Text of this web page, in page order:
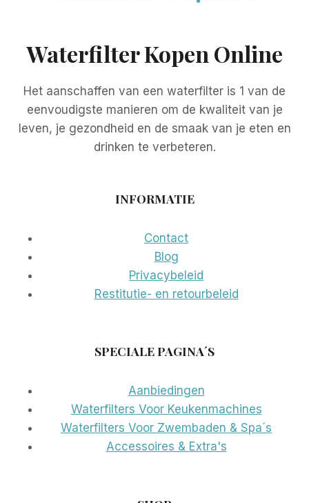
Waterfilter Kopen Online
Het aanschaffen van een waterfilter is 1 van de
eenvoudigste manieren om de kwaliteit van je
leven, je gezondheid en de smaak van je eten en
drinken te verbeteren.
INFORMATIE
Contact
Blog
Privacybeleid
Restitutie- en retourbeleid
SPECIALE PAGINA´S
Aanbiedingen
Waterfilters Voor Keukenmachines
Waterfilters Voor Zwembaden & Spa´s
Accessoires & Extra's